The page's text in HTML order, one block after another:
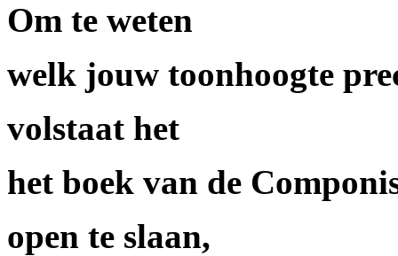
Om te weten
welk jouw toonhoogte
volstaat het
het boek van de
open te slaan,